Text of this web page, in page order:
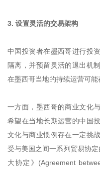
3. 设置灵活的交易架构
中国投资者在墨西哥进行投
隔离，并预留灵活的退出机
在墨西哥当地的持续运营可能
一方面，墨西哥的商业文化
希望在当地长期运营的中国
文化与商业惯例存在一定挑
受与美国之间一系列贸易协
大协定》(Agreement